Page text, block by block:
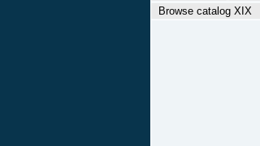
Browse catalog XIX